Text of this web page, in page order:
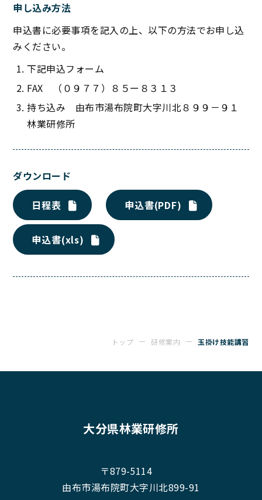
申し込み方法
申込書に必要事項を記入の上、以下の方法でお申し込
みください。
下記申込フォーム
FAX （０９７７）８５ー８３１３
持ち込み 由布市湯布院町大字川北８９９－９１
林業研修所
ダウンロード
日程表 申込書(PDF)
申込書(xls)
トップ 研修案内 玉掛け技能講習
大分県林業研修所
〒879-5114
由布市湯布院町大字川北899-91